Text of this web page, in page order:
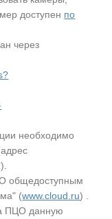
доступен по
через
необходимо
общедоступным
(www.cloud.ru) .
ПЦО данную